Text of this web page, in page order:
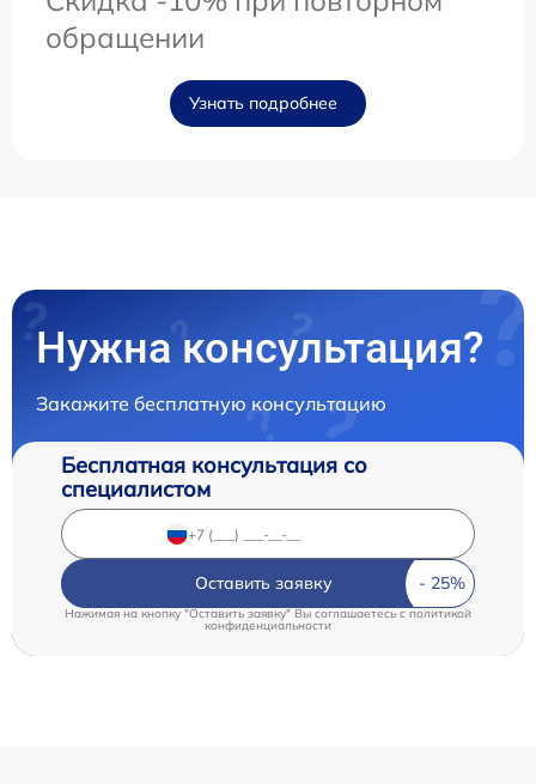
обращении
Узнать подробнее
Нужна консультация?
Закажите бесплатную консультацию
Бесплатная консультация со
специалистом
Оставить заявку
Нажимая на кнопку "Оставить заявку" Вы соглашаетесь c политикой
конфиденциальности